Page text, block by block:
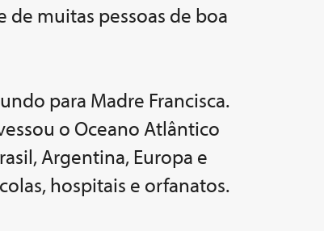
de muitas pessoas de boa
para Madre Francisca.
o Oceano Atlântico
Argentina, Europa e
hospitais e orfanatos.